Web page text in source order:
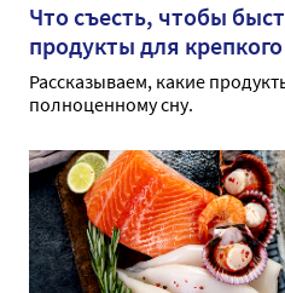
Что съесть, чтобы
продукты для крепкого
Рассказываем, какие
полноценному сну.